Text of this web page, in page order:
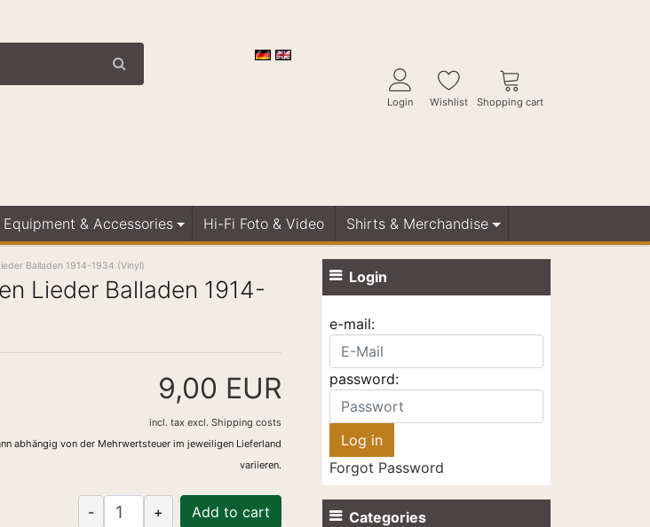
Login Wishlist Shopping cart
Equipment & Accessories Hi-Fi Foto & Video Shirts & Merchandise
Balladen 1914-1934 (Vinyl)
Lieder Balladen 1914-
9,00 EUR
incl. taxexcl. Shipping costs
abhängig von der Mehrwertsteuer im jeweiligen Lieferland
variieren.
- + Add to cart
Login
e-mail:
password:
Forgot Password
Categories